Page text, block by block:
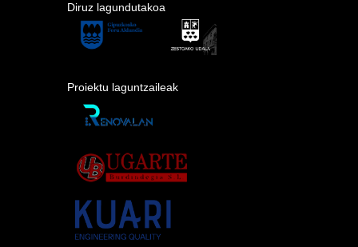
Diruz lagundutakoa
Proiektu laguntzaileak